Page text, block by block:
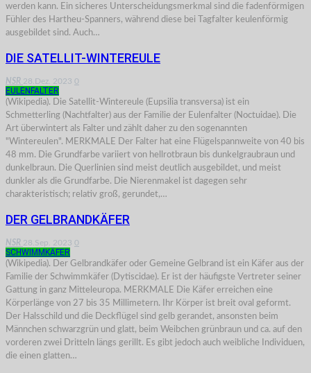
werden kann. Ein sicheres Unterscheidungsmerkmal sind die fadenförmigen
Fühler des Hartheu-Spanners, während diese bei Tagfalter keulenförmig
ausgebildet sind. Auch…
DIE SATELLIT-WINTEREULE
NSR 28.Dez. 2023 0
EULENFALTER
(Wikipedia). Die Satellit-Wintereule (Eupsilia transversa) ist ein
Schmetterling (Nachtfalter) aus der Familie der Eulenfalter (Noctuidae). Die
Art überwintert als Falter und zählt daher zu den sogenannten
"Wintereulen". MERKMALE Der Falter hat eine Flügelspannweite von 40 bis
48 mm. Die Grundfarbe variiert von hellrotbraun bis dunkelgraubraun und
dunkelbraun. Die Querlinien sind meist deutlich ausgebildet, und meist
dunkler als die Grundfarbe. Die Nierenmakel ist dagegen sehr
charakteristisch; relativ groß, gerundet,…
DER GELBRANDKÄFER
NSR 28.Sep. 2023 0
SCHWIMMKÄFER
(Wikipedia). Der Gelbrandkäfer oder Gemeine Gelbrand ist ein Käfer aus der
Familie der Schwimmkäfer (Dytiscidae). Er ist der häufigste Vertreter seiner
Gattung in ganz Mitteleuropa. MERKMALE Die Käfer erreichen eine
Körperlänge von 27 bis 35 Millimetern. Ihr Körper ist breit oval geformt.
Der Halsschild und die Deckflügel sind gelb gerandet, ansonsten beim
Männchen schwarzgrün und glatt, beim Weibchen grünbraun und ca. auf den
vorderen zwei Dritteln längs gerillt. Es gibt jedoch auch weibliche Individuen,
die einen glatten…